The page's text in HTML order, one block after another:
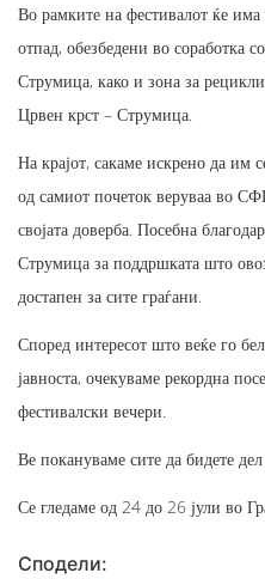
Во рамките на фестивалот ќе има
отпад, обезбедени во соработка
Струмица, како и зона за
Црвен крст – Струмица.
На крајот, сакаме искрено да им
од самиот почеток веруваа во
својата доверба. Посебна
Струмица за поддршката што
достапен за сите граѓани.
Според интересот што веќе го
јавноста, очекуваме рекордна
фестивалски вечери.
Ве покануваме сите да бидете
Се гледаме од 24 до 26 јули во
Сподели: